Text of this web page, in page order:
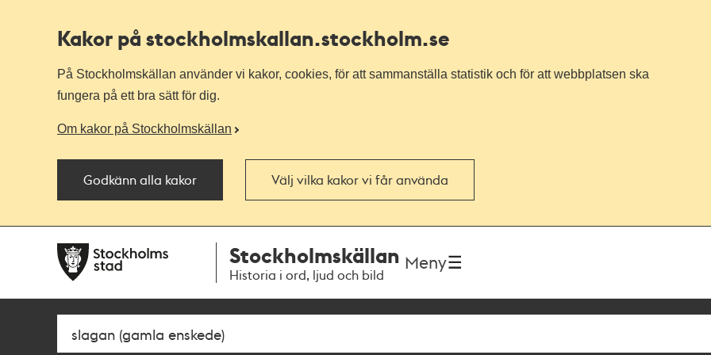
Kakor på stockholmskallan.stockholm.se
På Stockholmskällan använder vi kakor, cookies, för att sammanställa statistik och för att webbplatsen ska
fungera på ett bra sätt för dig.
Om kakor på Stockholmskällan
Godkänn alla kakor Välj vilka kakor vi får använda
navigationen
huvudinnehållet
Stockholmskällan
Historia i ord, ljud och bild
Meny
Sök